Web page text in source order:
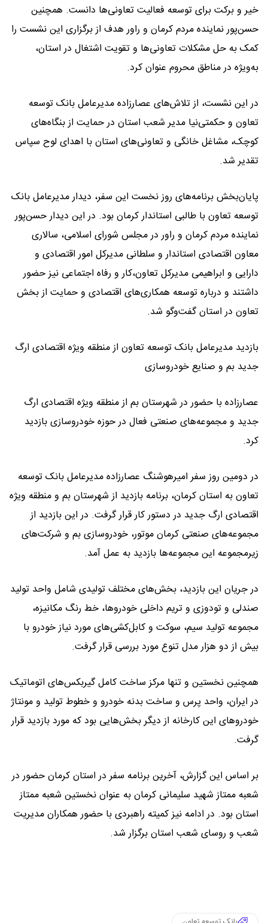
خیر و برکت برای توسعه فعالیت تعاونی‌ها دانست. همچنین
حسن‌پور نماینده مردم کرمان و راور هدف از برگزاری این نشست را
کمک به حل مشکلات تعاونی‌ها و تقویت اشتغال در استان،
به‌ویژه در مناطق محروم عنوان کرد.
در این نشست، از تلاش‌های عصارزاده مدیرعامل بانک توسعه
تعاون و حکمتی‌نیا مدیر شعب استان در حمایت از بنگاه‌های
کوچک، مشاغل خانگی و تعاونی‌های استان با اهدای لوح سپاس
تقدیر شد.
پایان‌بخش برنامه‌های روز نخست این سفر، دیدار مدیرعامل بانک
توسعه تعاون با طالبی استاندار کرمان بود. در این دیدار حسن‌پور
نماینده مردم کرمان و راور در مجلس شورای اسلامی، سالاری
معاون اقتصادی استاندار و سلطانی مدیرکل امور اقتصادی و
دارایی و ابراهیمی مدیرکل تعاون،کار و رفاه اجتماعی نیز حضور
داشتند و درباره توسعه همکاری‌های اقتصادی و حمایت از بخش
تعاون در استان گفت‌وگو شد.
بازدید مدیرعامل بانک توسعه تعاون از منطقه ویژه اقتصادی ارگ
جدید بم و صنایع خودروسازی
عصارزاده با حضور در شهرستان بم از منطقه ویژه اقتصادی ارگ
جدید و مجموعه‌های صنعتی فعال در حوزه خودروسازی بازدید
کرد.
در دومین روز سفر امیرهوشنگ عصارزاده مدیرعامل بانک توسعه
تعاون به استان کرمان، برنامه بازدید از شهرستان بم و منطقه ویژه
اقتصادی ارگ جدید در دستور کار قرار گرفت. در این بازدید از
مجموعه‌های صنعتی کرمان موتور، خودروسازی بم و شرکت‌های
زیرمجموعه این مجموعه‌ها بازدید به عمل آمد.
در جریان این بازدید، بخش‌های مختلف تولیدی شامل واحد تولید
صندلی و تودوزی و تریم داخلی خودروها، خط رنگ مکانیزه،
مجموعه تولید سیم، سوکت و کابل‌کشی‌های مورد نیاز خودرو با
بیش از دو هزار مدل تنوع مورد بررسی قرار گرفت.
همچنین نخستین و تنها مرکز ساخت کامل گیربکس‌های اتوماتیک
در ایران، واحد پرس و ساخت بدنه خودرو و خطوط تولید و مونتاژ
خودروهای این کارخانه از دیگر بخش‌هایی بود که مورد بازدید قرار
گرفت.
بر اساس این گزارش، آخرین برنامه سفر در استان کرمان حضور در
شعبه ممتاز شهید سلیمانی کرمان به عنوان نخستین شعبه ممتاز
استان بود. در ادامه نیز کمیته راهبردی با حضور همکاران مدیریت
شعب و روسای شعب استان برگزار شد.